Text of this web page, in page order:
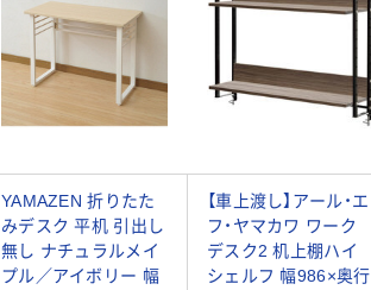
YAMAZEN 折りたた
みデスク 平机 引出し
無し ナチュラルメイ
プル／アイボリー 幅
【車上渡し】アール・エ
フ・ヤマカワ ワーク
デスク2 机上棚ハイ
シェルフ 幅986×奥行